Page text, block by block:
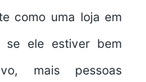
como uma loja em
se ele estiver bem
mais pessoas